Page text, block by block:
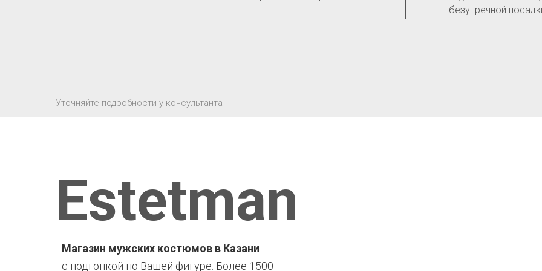
безупречной
Уточняйте подробности у консультанта
с подгонкой по Вашей фигуре. Более 1500
Estetman
Магазин мужских костюмов в Казани